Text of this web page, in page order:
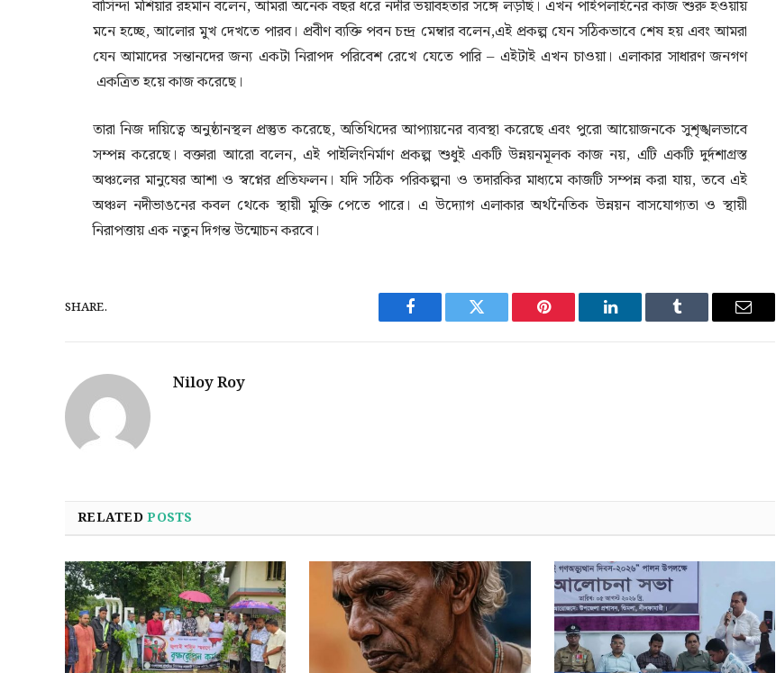
বাসিন্দা মশিয়ার রহমান বলেন, আমরা অনেক বছর ধরে নদীর ভয়াবহতার সঙ্গে লড়ছি। এখন পাইপলাইনের কাজ শুরু হওয়ায়
মনে হচ্ছে, আলোর মুখ দেখতে পারব। প্রবীণ ব্যক্তি পবন চন্দ্র মেম্বার বলেন,এই প্রকল্প যেন সঠিকভাবে শেষ হয় এবং আমরা
যেন আমাদের সন্তানদের জন্য একটা নিরাপদ পরিবেশ রেখে যেতে পারি – এইটাই এখন চাওয়া। এলাকার সাধারণ জনগণ
একত্রিত হয়ে কাজ করেছে।
তারা নিজ দায়িত্বে অনুষ্ঠানস্থল প্রস্তুত করেছে, অতিথিদের আপ্যায়নের ব্যবস্থা করেছে এবং পুরো আয়োজনকে সুশৃঙ্খলভাবে
সম্পন্ন করেছে। বক্তারা আরো বলেন, এই পাইলিংনির্মাণ প্রকল্প শুধুই একটি উন্নয়নমূলক কাজ নয়, এটি একটি দুর্দশাগ্রস্ত
অঞ্চলের মানুষের আশা ও স্বপ্নের প্রতিফলন। যদি সঠিক পরিকল্পনা ও তদারকির মাধ্যমে কাজটি সম্পন্ন করা যায়, তবে এই
অঞ্চল নদীভাঙনের কবল থেকে স্থায়ী মুক্তি পেতে পারে। এ উদ্যোগ এলাকার অর্থনৈতিক উন্নয়ন বাসযোগ্যতা ও স্থায়ী
নিরাপত্তায় এক নতুন দিগন্ত উন্মোচন করবে।
SHARE.
Facebook Twitter Pinterest LinkedIn Tumblr Email
Niloy Roy
RELATEDPOSTS